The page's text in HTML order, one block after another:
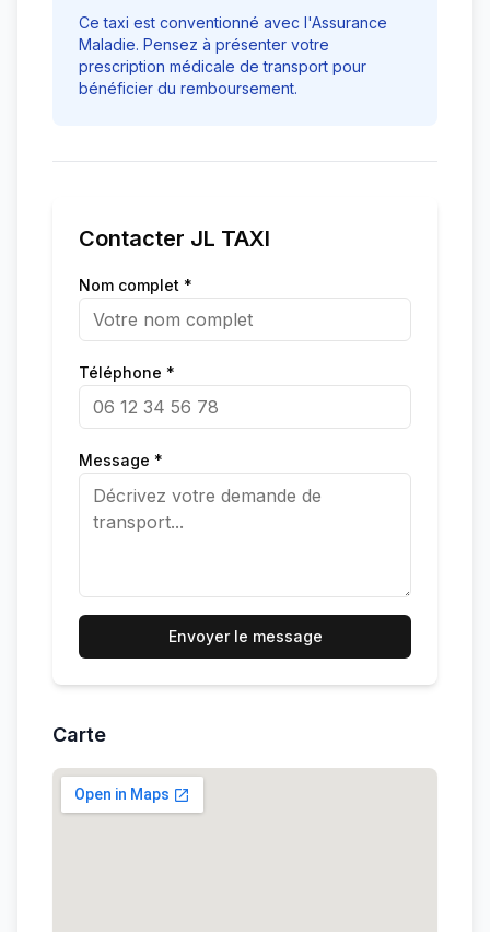
Ce taxi est conventionné avec l'Assurance
Maladie. Pensez à présenter votre
prescription médicale de transport pour
bénéficier du remboursement.
Contacter JL TAXI
Nom complet *
Téléphone *
Message *
Envoyer le message
Carte